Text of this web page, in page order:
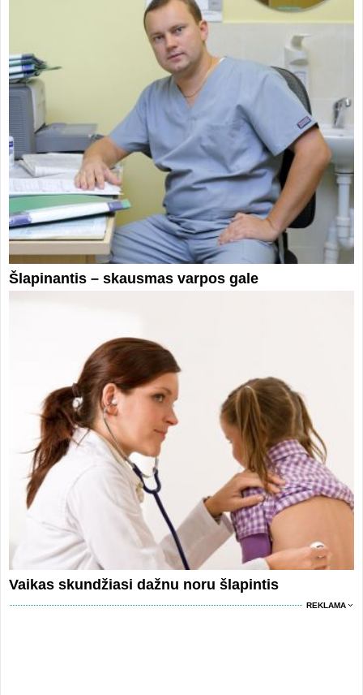
Šlapinantis – skausmas varpos gale
Vaikas skundžiasi dažnu noru šlapintis
REKLAMA